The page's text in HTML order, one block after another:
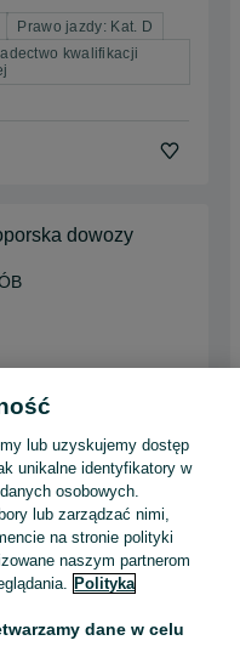
Prawo jazdy: Kat. D
kwalifikacji
dowozy
Uber Bolt Łódź –
zł zwrot badania
zł | start 24h
Investment Sp. z o.o.
lub uzyskujemy dostęp
unikalne identyfikatory w
osobowych.
lub zarządzać nimi,
na stronie polityki
naszym partnerom
Polityka
dane w celu